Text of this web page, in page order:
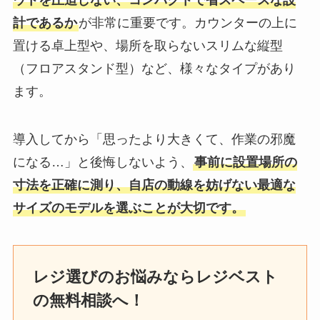
計であるかが非常に重要です。カウンターの上に
置ける卓上型や、場所を取らないスリムな縦型
（フロアスタンド型）など、様々なタイプがあり
ます。
導入してから「思ったより大きくて、作業の邪魔
になる…」と後悔しないよう、 事前に設置場所の
寸法を正確に測り、自店の動線を妨げない最適な
サイズのモデルを選ぶことが大切です。
レジ選びのお悩みならレジベスト
の無料相談へ！